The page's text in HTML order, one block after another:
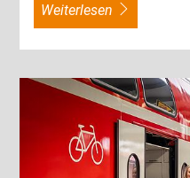
weiterlesen